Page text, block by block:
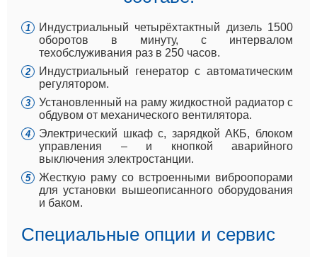
Индустриальный четырёхтактный дизель 1500
оборотов в минуту, с интервалом
техобслуживания раз в 250 часов.
Индустриальный генератор с автоматическим
регулятором.
Установленный на раму жидкостной радиатор с
обдувом от механического вентилятора.
Электрический шкаф с, зарядкой АКБ, блоком
управления – и кнопкой аварийного
выключения электростанции.
Жесткую раму со встроенными виброопорами
для установки вышеописанного оборудования
и баком.
Специальные опции и сервис